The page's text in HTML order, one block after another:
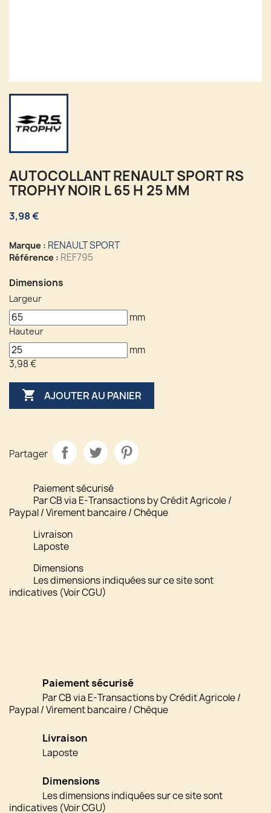
AUTOCOLLANT RENAULT SPORT RS
TROPHY NOIR L 65 H 25 MM
3,98 €
Marque : RENAULT SPORT
Référence : REF795
Dimensions
Largeur
mm
Hauteur
mm
3,98 €
 AJOUTER AU PANIER
Partager
Paiement sécurisé
Par CB via E-Transactions by Crédit Agricole /
Paypal / Virement bancaire / Chèque
Livraison
Laposte
Dimensions
Les dimensions indiquées sur ce site sont
indicatives (Voir CGU)
Paiement sécurisé
Par CB via E-Transactions by Crédit Agricole /
Paypal / Virement bancaire / Chèque
Livraison
Laposte
Dimensions
Les dimensions indiquées sur ce site sont
indicatives (Voir CGU)